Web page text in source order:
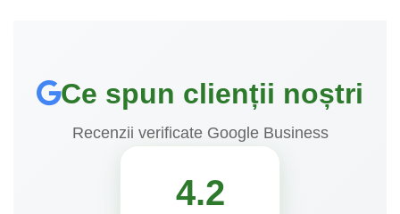
Ce spun clienții noștri
Recenzii verificate Google Business
4.2